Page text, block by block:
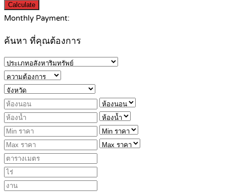
Calculate
Monthly Payment:
ค้นหา ที่คุณต้องการ